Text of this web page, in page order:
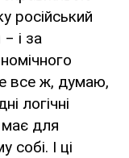
російський
і за
все ж, думаю,
логічні
має для
собі. І ці